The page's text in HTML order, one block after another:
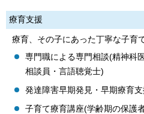
療育支援
療育、その子にあった丁寧な子育
専門職による専門相談(精神科
相談員・言語聴覚士)
発達障害早期発見・早期療育
子育て療育講座(学齢期の保護